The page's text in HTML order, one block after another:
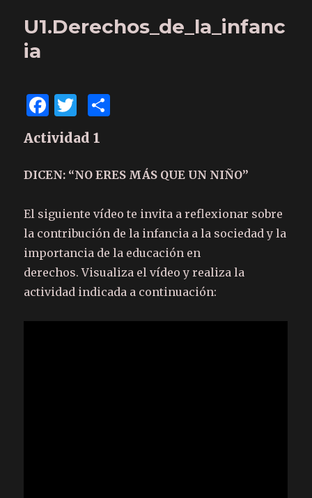
U1.Derechos_de_la_infanc
ia
F
a
c
e
o
o
k
T
w
it
te p
te
ix
Actividad 1
DICEN: “NO ERES MÁS QUE UN NIÑO”
El siguiente vídeo te invita a reflexionar sobre
la contribución de la infancia a la sociedad y la
importancia de la educación en
derechos. Visualiza el vídeo y realiza la
actividad indicada a continuación: